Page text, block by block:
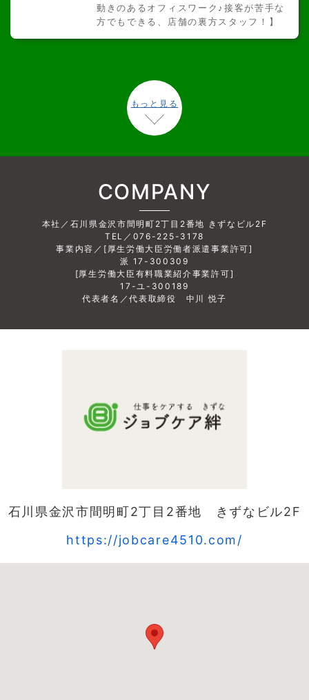
動きのあるオフィスワーク♪接客が苦手な
方でもできる、店舗の裏方スタッフ！】
もっと見る
COMPANY
本社／石川県金沢市間明町2丁目2番地 きずなビル2F
TEL／076-225-3178
事業内容／[厚生労働大臣労働者派遣事業許可]
派 17-300309
[厚生労働大臣有料職業紹介事業許可]
17-ユ-300189
代表者名／代表取締役 中川 悦子
石川県金沢市間明町2丁目2番地 きずなビル2F
https://jobcare4510.com/